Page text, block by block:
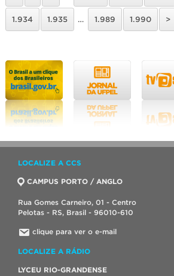
1.934 1.935 … 1.989 1.990 >
LOCALIZE A CCS
CAMPUS PORTO / ANGLO
Rua Gomes Carneiro, 01 - Centro
Pelotas - RS, Brasil - 96010-610
clique para ver o e-mail
LOCALIZE A RÁDIO
LYCEU RIO-GRANDENSE